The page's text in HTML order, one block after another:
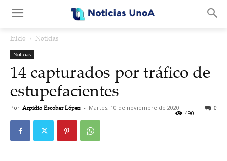
Inicio Noticias
Noticias
14 capturados por tráfico de
estupefacientes
Por Arpidio Escobar López - Martes, 10 de noviembre de 2020 0
490